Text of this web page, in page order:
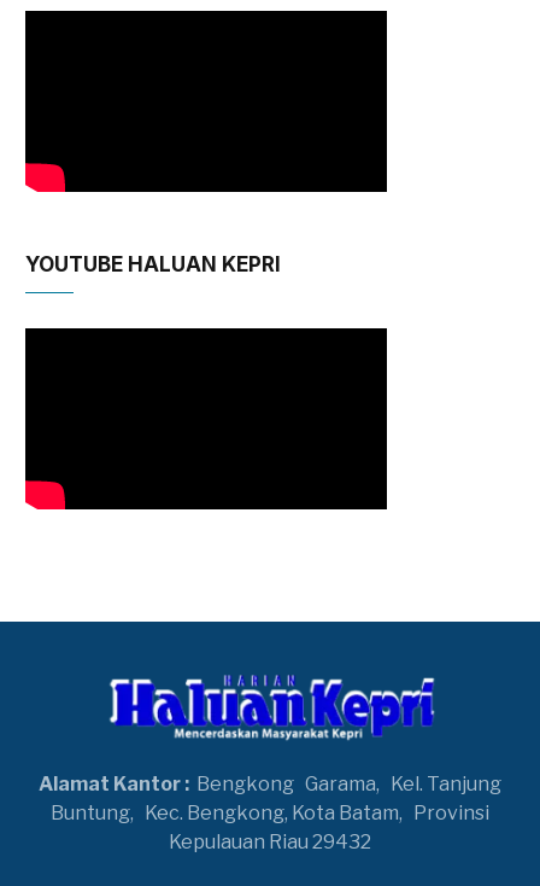
YOUTUBE HALUAN KEPRI
Alamat Kantor : Bengkong Garama,
Kel. Tanjung
Buntung,
Kec. Bengkong, Kota Batam,
Provinsi
Kepulauan Riau 29432